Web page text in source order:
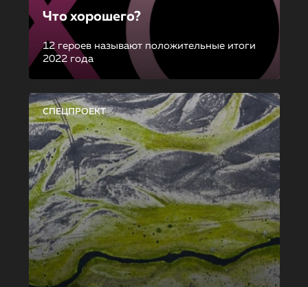
Что хорошего?
12 героев называют положительные итоги
2022 года
СПЕЦПРОЕКТ